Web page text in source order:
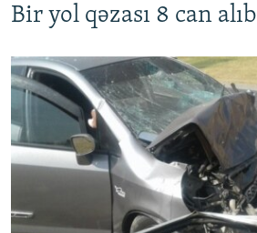
Axtarışa
FƏRQƏ BAX
QANUNI DOĞRU
ARAŞDIRMA
MULTIMEDIA
VIDEO
İNFOQRAFIKA
RADIO ARXIV
AZƏRBAYCAN ƏDƏBIYYATI KITABXANASI
MISSIYAMIZ
Bir yol qəzası 8 can alıb